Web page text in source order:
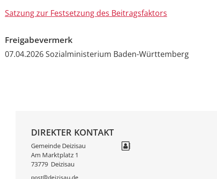
Satzung zur Festsetzung des Beitragsfaktors
Freigabevermerk
07.04.2026Sozialministerium Baden-Württemberg
DIREKTER KONTAKT
Gemeinde Deizisau
Am Marktplatz 1
73779 Deizisau